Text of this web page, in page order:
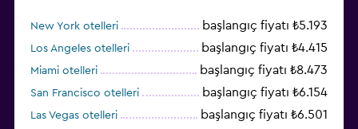
New York otelleri başlangıç fiyatı ₺5.193
Los Angeles otelleri başlangıç fiyatı ₺4.415
Miami otelleri başlangıç fiyatı ₺8.473
San Francisco otelleri başlangıç fiyatı ₺6.154
Las Vegas otelleri başlangıç fiyatı ₺6.501